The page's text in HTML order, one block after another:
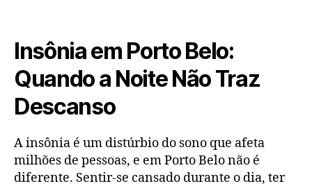
Insônia em Porto Belo:
Quando a Noite Não Traz
Descanso
A insônia é um distúrbio do sono que afeta
milhões de pessoas, e em Porto Belo não é
diferente. Sentir-se cansado durante o dia, ter